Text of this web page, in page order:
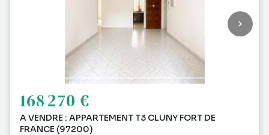
168 270 €
A VENDRE : APPARTEMENT T3 CLUNY FORT DE
FRANCE (97200)